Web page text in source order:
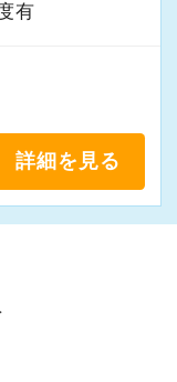
有
詳細を見る